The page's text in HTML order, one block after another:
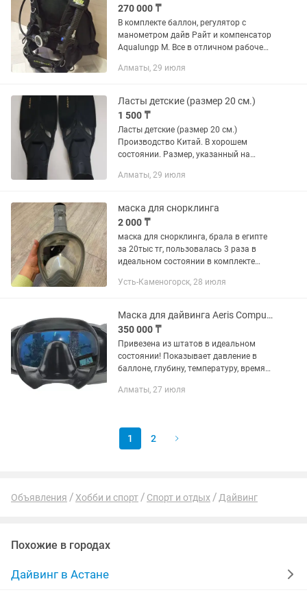
270 000 ₸
В комплекте баллон, регулятор с
манометром дайв Райт и компенсатор
Aqualungр М. Все в отличном рабочем
Алматы, 29 июля
Ласты детские (размер 20 см.)
1 500 ₸
Ласты детские (размер 20 см.)
Производство Китай. В хорошем
состоянии. Размер, указанный на
Алматы, 29 июля
маска для снорклинга
2 000 ₸
маска для снорклинга, брала в египте
за 20тыс тг, пользовалась 3 раза в
идеальном состоянии в комплекте
Усть-Каменогорск, 28 июля
Маска для дайвинга Aeris CompuMask с встроенным компьютером
350 000 ₸
Привезена из штатов в идеальном
состоянии! Показывает давление в
баллоне, глубину, температуру, время
азота, расчетное время погружения,
Алматы, 27 июля
1 2
Объявления Хобби и спорт Спорт и отдых Дайвинг
Похожие в городах
Дайвинг в Астане